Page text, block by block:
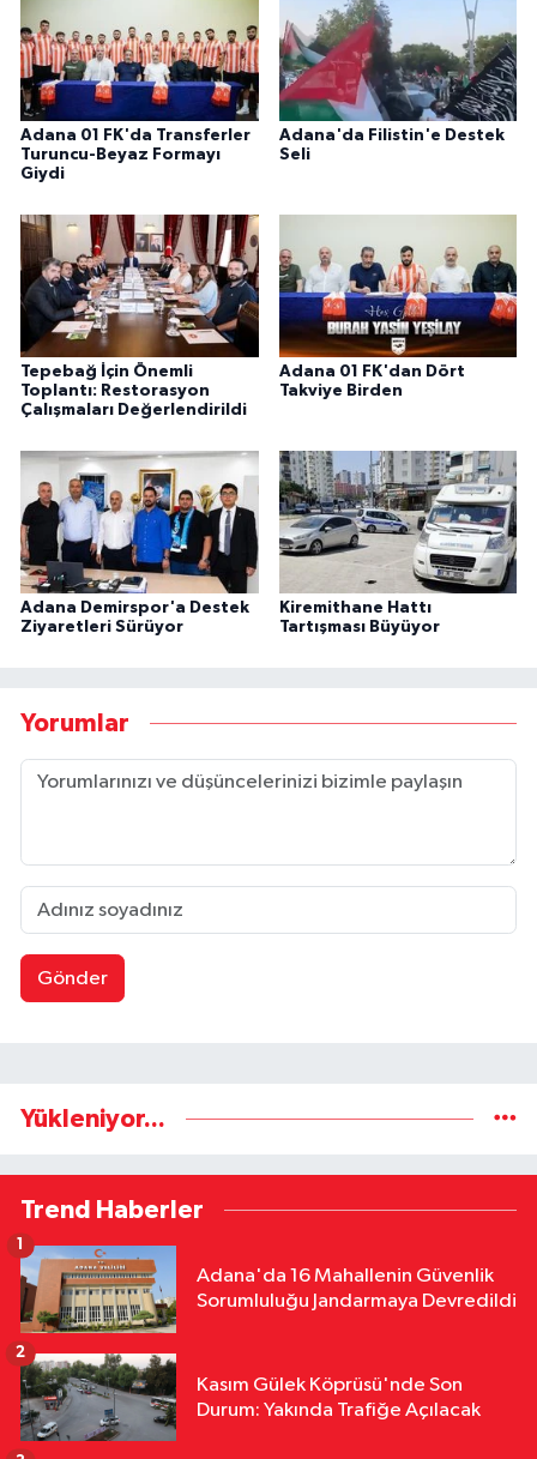
Adana 01 FK'da Transferler
Turuncu-Beyaz Formayı
Giydi
Adana'da Filistin'e Destek
Seli
Tepebağ İçin Önemli
Toplantı: Restorasyon
Çalışmaları Değerlendirildi
Adana 01 FK'dan Dört
Takviye Birden
Adana Demirspor'a Destek
Ziyaretleri Sürüyor
Kiremithane Hattı
Tartışması Büyüyor
Yorumlar
Gönder
Yükleniyor...
Trend Haberler
Adana'da 16 Mahallenin Güvenlik
Sorumluluğu Jandarmaya Devredildi
1
Kasım Gülek Köprüsü'nde Son
Durum: Yakında Trafiğe Açılacak
2